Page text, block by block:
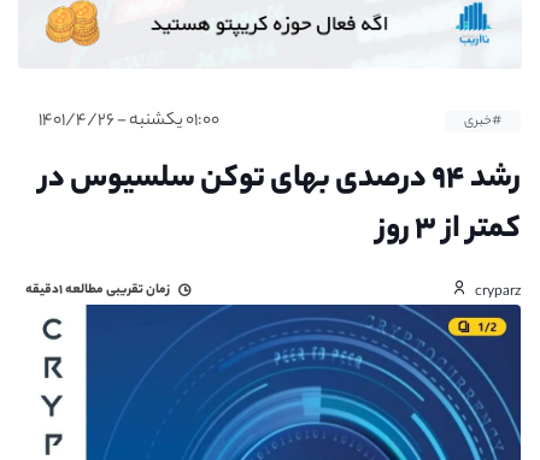
#خبری ۰۱:۰۰ یکشنبه - ۱۴۰۱/۴/۲۶
رشد ۹۴ درصدی بهای توکن سلسیوس در
کمتر از ۳ روز
cryparz زمان تقریبی مطالعه۱دقیقه